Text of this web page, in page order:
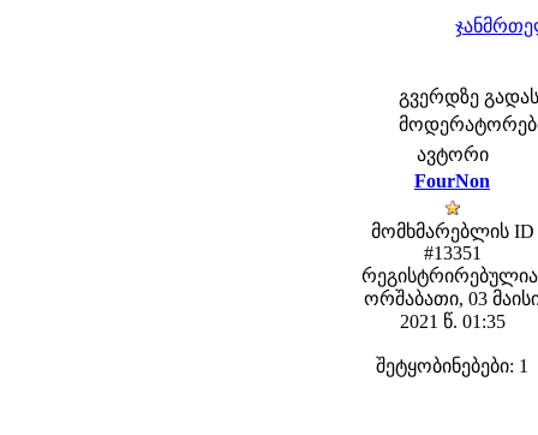
გვერდზე
ავტორი
FourNon
მომხმარებლის ID
#13351
ორშაბათი, 03
2021 წ. 01:35
შეტყობინებები: 1